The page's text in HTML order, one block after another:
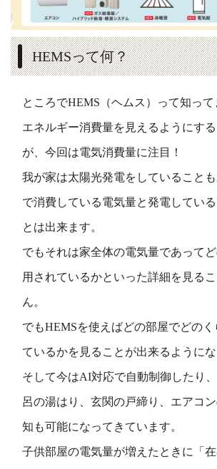
HEMSって何？
ところでHEMS（ヘムス）って知って
エネルギー消費量を見えるようにす
が、今回は電気消費量に注目！
我が家は太陽光発電をしていること
で消費している電気量と発電してい
とは出来ます。
でもそれは家全体の電気量であって
用されているかといった詳細を見る
ん。
でもHEMSを使えばどの部屋でどの
ているかを見ることが出来るようにな
そして今はAI対応で自動制御したり
呂の湯はり、玄関の戸締り、エアコ
知も可能になってきています。
子供部屋の電気量が増えたときに「